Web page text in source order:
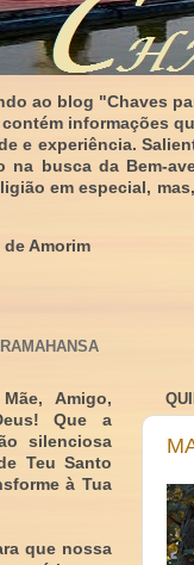
ao blog "Chaves
informações
e experiência.
na busca da Bem-
em especial,
de Amorim
Amigo,
Que a
silenciosa
Teu Santo
à Tua
que nossa